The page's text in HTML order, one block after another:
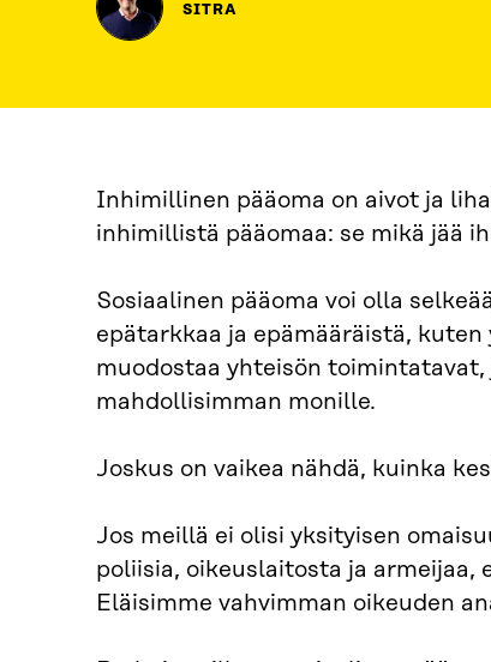
SITRA
Inhimillinen pääoma on aivot ja
inhimillistä pääomaa: se mikä jää
Sosiaalinen pääoma voi olla
epätarkkaa ja epämääräistä,
muodostaa yhteisön
mahdollisimman monille.
Joskus on vaikea nähdä, kuinka
Jos meillä ei olisi yksityisen
poliisia, oikeuslaitosta ja armeijaa,
Eläisimme vahvimman oikeuden